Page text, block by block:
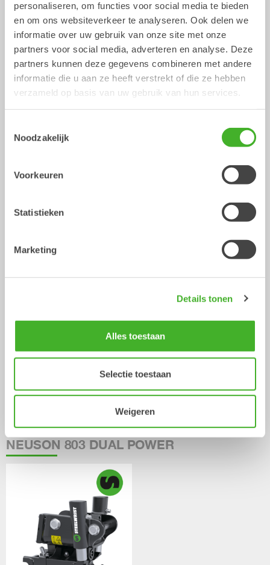
personaliseren, om functies voor social media te bieden
en om ons websiteverkeer te analyseren. Ook delen we
informatie over uw gebruik van onze site met onze
partners voor social media, adverteren en analyse. Deze
partners kunnen deze gegevens combineren met andere
informatie die u aan ze heeft verstrekt of die ze hebben
verzameld op basis van uw gebruik van hun services.
Noodzakelijk
Voorkeuren
Statistieken
Marketing
Details tonen
Alles toestaan
Selectie toestaan
Weigeren
Graaf- of dieplepelbakken Smalle- of Banaanbakken
WACKER NEUSON 803 DUAL POWER
Hydraulische uitrustingsstukken
0-26ton
Kantel - en Rotatie koppeling/ WACKER
NEUSON 803 DUAL POWER